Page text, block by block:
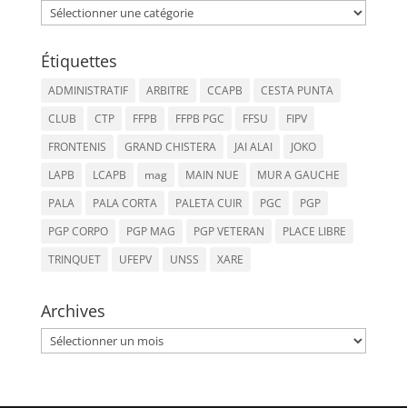
Catégories
Étiquettes
ADMINISTRATIF ARBITRE CCAPB
CESTA PUNTA
CLUB
CTP FFPB FFPB PGC FFSU
FIPV
FRONTENIS
GRAND CHISTERA JAI ALAI
JOKO
LAPB
LCAPB mag MAIN NUE
MUR A GAUCHE
PALA
PALA CORTA PALETA CUIR PGC
PGP
PGP CORPO
PGP MAG PGP VETERAN
PLACE LIBRE
TRINQUET
UFEPV UNSS XARE
Archives
Archives